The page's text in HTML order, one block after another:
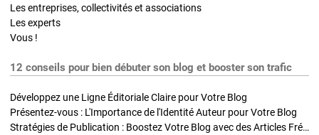
Les entreprises, collectivités et associations
Les experts
Vous !
12 conseils pour bien débuter son blog et booster son trafic
Développez une Ligne Éditoriale Claire pour Votre Blog
Présentez-vous : L'Importance de l'Identité Auteur pour Votre Blog
Stratégies de Publication : Boostez Votre Blog avec des Articles Fréquents et Exclusifs